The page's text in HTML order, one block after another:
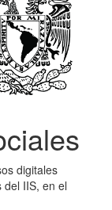
digitales
IIS, en el